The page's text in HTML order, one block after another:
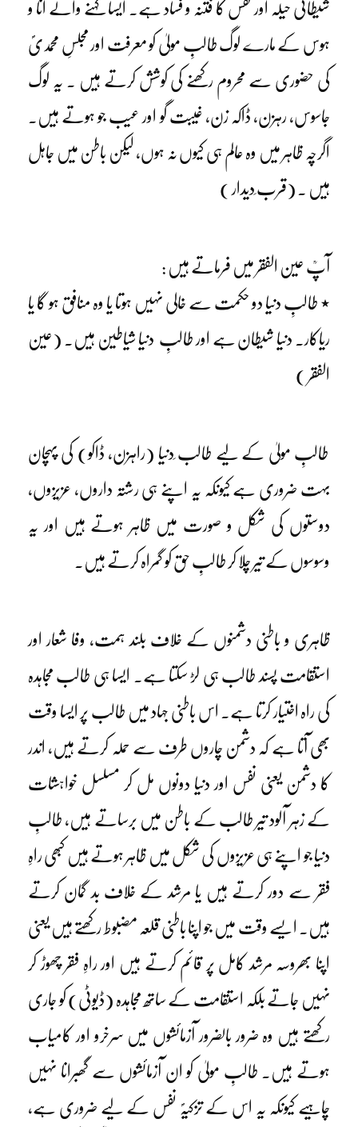
شیطانی حیلہ اور نفس کا فتنہ و فساد ہے۔ ایسا کہنے والے اَنا و
ہوس کے مارے لوگ طالبِ مولیٰ کو معرفت اور مجلسِ محمدیؐ
کی حضوری سے محروم رکھنے کی کوشش کرتے ہیں ۔ یہ لوگ
جاسوس، رہزن، ڈاکہ زن، غیبت گو اور عیب جو ہوتے ہیں۔
اگرچہ ظاہر میں وہ عالم ہی کیوں نہ ہوں، لیکن باطن میں جاہل
ہیں ۔ (قرب ِدیدار )
آپؒ عین الفقر میں فرماتے ہیں :
٭ طالبِ دنیا دو حکمت سے خالی نہیں ہوتا یا وہ منافق ہو گا یا
ریاکار۔ دنیا شیطان ہے اور طالبِ دنیا شیاطین ہیں۔ (عین
الفقر )
طالبِ مولیٰ کے لیے طالب ِدنیا (راہزن، ڈاکو) کی پہچان
بہت ضروری ہے کیونکہ یہ اپنے ہی رشتہ داروں، عزیزوں،
دوستوں کی شکل و صورت میں ظاہر ہوتے ہیں اور یہ
وسوسوں کے تیر چلا کر طالبِ حق کو گمراہ کرتے ہیں۔
ظاہری و باطنی دشمنوں کے خلاف بلند ہمت، وفا شعار اور
استقامت پسند طالب ہی لڑ سکتا ہے۔ ایسا ہی طالب مجاہدہ
کی راہ اختیار کرتا ہے۔ اس باطنی جہاد میں طالب پر ایسا وقت
بھی آتا ہے کہ دشمن چاروں طرف سے حملہ کرتے ہیں، اندر
کا دشمن یعنی نفس اور دنیا دونوں مل کر مسلسل خواہشات
کے زہر آلود تیر طالب کے باطن میں برساتے ہیں، طالبِ
دنیا جو اپنے ہی عزیزوں کی شکل میں ظاہر ہوتے ہیں کبھی راہِ
فقر سے دور کرتے ہیں یا مرشد کے خلاف بد گمان کرتے
ہیں۔ ایسے وقت میں جو اپنا باطنی قلعہ مضبوط رکھتے ہیں یعنی
اپنا بھروسہ مرشد کامل پر قائم کرتے ہیں اور راہِ فقر چھوڑ کر
نہیں جاتے بلکہ استقامت کے ساتھ مجاہدہ (ڈیوٹی) کو جاری
رکھتے ہیں وہ ضرور بالضرور آزمائشوں میں سرخرو اور کامیاب
ہوتے ہیں۔ طالبِ مولیٰ کو ان آزمائشوں سے گھبرانا نہیں
چاہیے کیونکہ یہ اس کے تزکیہؐ نفس کے لیے ضروری ہے،